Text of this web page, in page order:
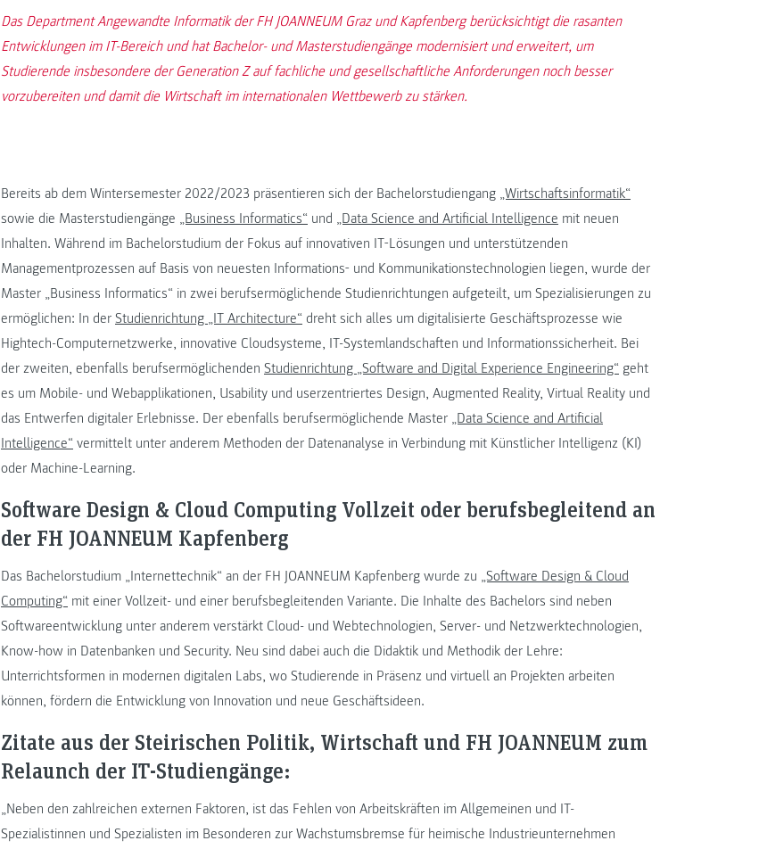
Das Department Angewandte Informatik der FH JOANNEUM Graz und Kapfenberg berücksichtigt die rasanten
Entwicklungen im IT-Bereich und hat Bachelor- und Masterstudiengänge modernisiert und erweitert, um
Studierende insbesondere der Generation Z auf fachliche und gesellschaftliche Anforderungen noch besser
vorzubereiten und damit die Wirtschaft im internationalen Wettbewerb zu stärken.
Bereits ab dem Wintersemester 2022/2023 präsentieren sich der Bachelorstudiengang „Wirtschaftsinformatik“
sowie die Masterstudiengänge „Business Informatics“ und „Data Science and Artificial Intelligence mit neuen
Inhalten. Während im Bachelorstudium der Fokus auf innovativen IT‐Lösungen und unterstützenden
Managementprozessen auf Basis von neuesten Informations‐ und Kommunikationstechnologien liegen, wurde der
Master „Business Informatics“ in zwei berufsermöglichende Studienrichtungen aufgeteilt, um Spezialisierungen zu
ermöglichen: In der Studienrichtung „IT Architecture“ dreht sich alles um digitalisierte Geschäftsprozesse wie
Hightech-Computernetzwerke, innovative Cloudsysteme, IT-Systemlandschaften und Informationssicherheit. Bei
der zweiten, ebenfalls berufsermöglichenden Studienrichtung „Software and Digital Experience Engineering“ geht
es um Mobile- und Webapplikationen, Usability und userzentriertes Design, Augmented Reality, Virtual Reality und
das Entwerfen digitaler Erlebnisse. Der ebenfalls berufsermöglichende Master „Data Science and Artificial
Intelligence“ vermittelt unter anderem Methoden der Datenanalyse in Verbindung mit Künstlicher Intelligenz (KI)
oder Machine-Learning.
Software Design & Cloud Computing Vollzeit oder berufsbegleitend an
der FH JOANNEUM Kapfenberg
Das Bachelorstudium „Internettechnik“ an der FH JOANNEUM Kapfenberg wurde zu „Software Design & Cloud
Computing“ mit einer Vollzeit- und einer berufsbegleitenden Variante. Die Inhalte des Bachelors sind neben
Softwareentwicklung unter anderem verstärkt Cloud- und Webtechnologien, Server- und Netzwerktechnologien,
Know-how in Datenbanken und Security. Neu sind dabei auch die Didaktik und Methodik der Lehre:
Unterrichtsformen in modernen digitalen Labs, wo Studierende in Präsenz und virtuell an Projekten arbeiten
können, fördern die Entwicklung von Innovation und neue Geschäftsideen.
Zitate aus der Steirischen Politik, Wirtschaft und FH JOANNEUM zum
Relaunch der IT-Studiengänge:
„Neben den zahlreichen externen Faktoren, ist das Fehlen von Arbeitskräften im Allgemeinen und IT-
Spezialistinnen und Spezialisten im Besonderen zur Wachstumsbremse für heimische Industrieunternehmen